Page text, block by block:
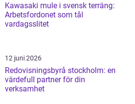
Kawasaki mule i svensk terräng:
Arbetsfordonet som tål
vardagsslitet
12 juni 2026
Redovisningsbyrå stockholm: en
värdefull partner för din
verksamhet